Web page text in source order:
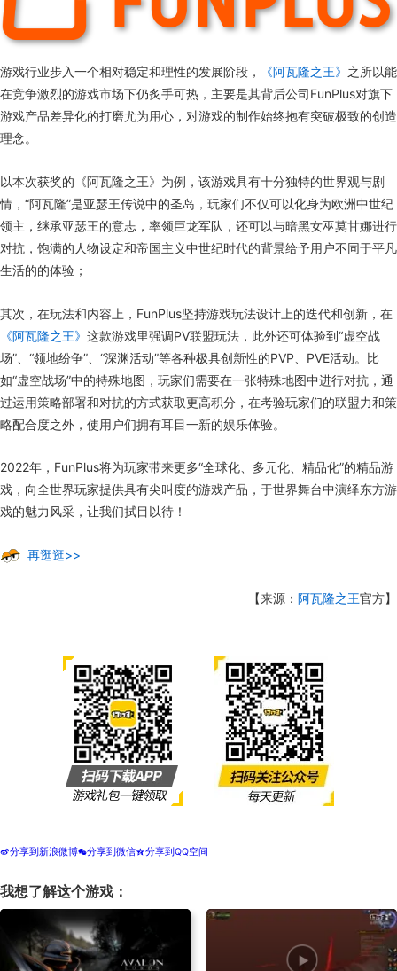
游戏行业步入一个相对稳定和理性的发展阶段， 《阿瓦隆之王》 之所以能
在竞争激烈的游戏市场下仍炙手可热，主要是其背后公司FunPlus对旗下
游戏产品差异化的打磨尤为用心，对游戏的制作始终抱有突破极致的创造
理念。
以本次获奖的《阿瓦隆之王》为例，该游戏具有十分独特的世界观与剧
情，“阿瓦隆”是亚瑟王传说中的圣岛，玩家们不仅可以化身为欧洲中世纪
领主，继承亚瑟王的意志，率领巨龙军队，还可以与暗黑女巫莫甘娜进行
对抗，饱满的人物设定和帝国主义中世纪时代的背景给予用户不同于平凡
生活的的体验；
其次，在玩法和内容上，FunPlus坚持游戏玩法设计上的迭代和创新，在
《阿瓦隆之王》 这款游戏里强调PV联盟玩法，此外还可体验到“虚空战
场”、“领地纷争”、“深渊活动”等各种极具创新性的PVP、PVE活动。比
如“虚空战场”中的特殊地图，玩家们需要在一张特殊地图中进行对抗，通
过运用策略部署和对抗的方式获取更高积分，在考验玩家们的联盟力和策
略配合度之外，使用户们拥有耳目一新的娱乐体验。
2022年，FunPlus将为玩家带来更多“全球化、多元化、精品化”的精品游
戏，向全世界玩家提供具有尖叫度的游戏产品，于世界舞台中演绎东方游
戏的魅力风采，让我们拭目以待！
再逛逛>>
【来源： 阿瓦隆之王官方】
t分享到新浪微博w分享到微信z分享到QQ空间
我想了解这个游戏：